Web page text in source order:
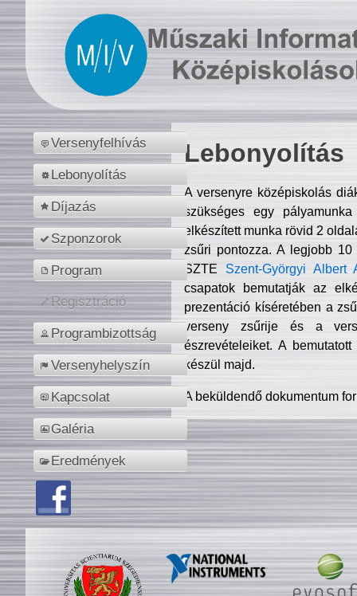
Versenyfelhívás
Lebonyolítás
Díjazás
Szponzorok
Program
Regisztráció
Programbizottság
Versenyhelyszín
Kapcsolat
Galéria
Eredmények
Lebonyolítás
A versenyre középiskolás
szükséges egy
elkészített munka rövid 2
zsűri pontozza. A legjobb
SZTE Szent-Györgyi Albert
csapatok bemutatják az
prezentáció kíséretében a
verseny zsűrije és a
észrevételeiket. A
készül majd.
A beküldendő dokumentum